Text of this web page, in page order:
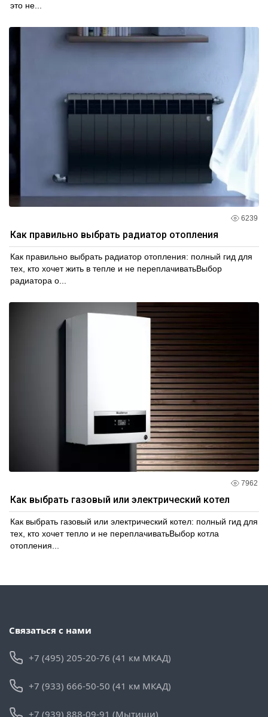
это не...
6239
Как правильно выбрать радиатор отопления
Как правильно выбрать радиатор отопления: полный гид для
тех, кто хочет жить в тепле и не переплачиватьВыбор
радиатора о...
7962
Как выбрать газовый или электрический котел
Как выбрать газовый или электрический котел: полный гид для
тех, кто хочет тепло и не переплачиватьВыбор котла
отопления...
Связаться с нами
+7 (495) 205-20-76 (41 км МКАД)
+7 (933) 666-50-50 (41 км МКАД)
+7 (939) 888-09-91 (Мытищи)